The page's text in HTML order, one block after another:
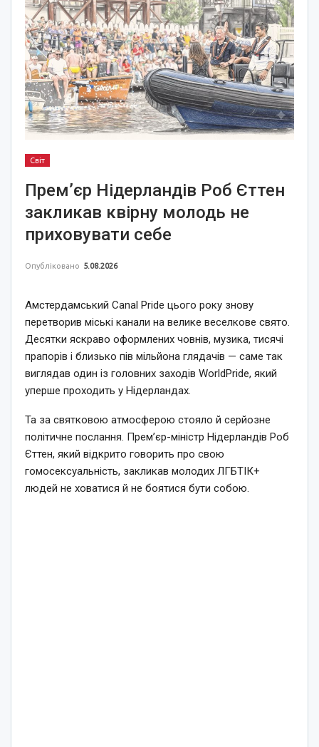
Світ
Прем’єр Нідерландів Роб Єттен
закликав квірну молодь не
приховувати себе
Опубліковано 5.08.2026
Амстердамський Canal Pride цього року знову
перетворив міські канали на велике веселкове свято.
Десятки яскраво оформлених човнів, музика, тисячі
прапорів і близько пів мільйона глядачів — саме так
виглядав один із головних заходів WorldPride, який
уперше проходить у Нідерландах.
Та за святковою атмосферою стояло й серйозне
політичне послання. Прем’єр-міністр Нідерландів Роб
Єттен, який відкрито говорить про свою
гомосексуальність, закликав молодих ЛГБТІК+
людей не ховатися й не боятися бути собою.